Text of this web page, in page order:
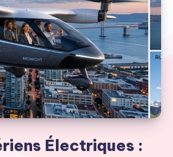
Électriques :